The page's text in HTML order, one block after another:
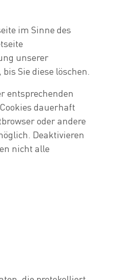
im Sinne des
unserer
Sie diese löschen.
entsprechenden
dauerhaft
oder andere
Deaktivieren
nicht alle